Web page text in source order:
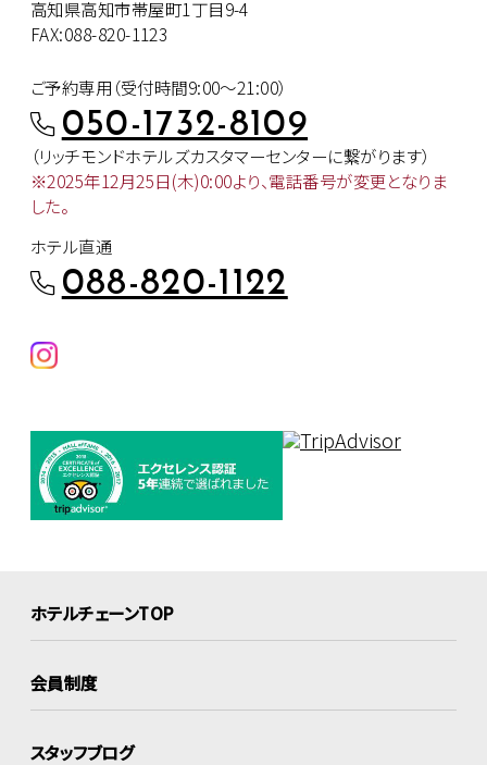
高知県高知市帯屋町1丁目9-4
FAX:088-820-1123
ご予約専用（受付時間9:00～21:00）
050-1732-8109
（リッチモンドホテルズカスタマーセンターに繋がります）
※2025年12月25日(木)0:00より、電話番号が変更となりま
した。
ホテル直通
088-820-1122
ホテルチェーンTOP
会員制度
スタッフブログ